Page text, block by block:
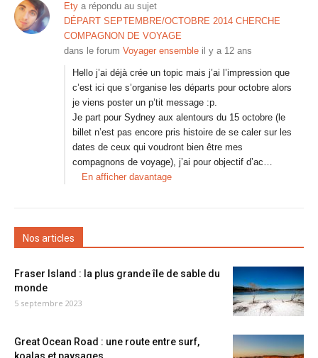
Ety a répondu au sujet
DÉPART SEPTEMBRE/OCTOBRE 2014 CHERCHE
COMPAGNON DE VOYAGE
dans le forum Voyager ensemble il y a 12 ans
Hello j’ai déjà crée un topic mais j’ai l’impression que
c’est ici que s’organise les départs pour octobre alors
je viens poster un p’tit message :p.
Je part pour Sydney aux alentours du 15 octobre (le
billet n’est pas encore pris histoire de se caler sur les
dates de ceux qui voudront bien être mes
compagnons de voyage), j’ai pour objectif d’ac…
En afficher davantage
Nos articles
Fraser Island : la plus grande île de sable du
monde
5 septembre 2023
Great Ocean Road : une route entre surf,